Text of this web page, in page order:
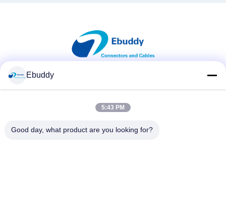
দ্রুত যোগাযোগ
Ebuddy
5:43 PM
Good day, what product are you looking for?